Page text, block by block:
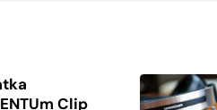
Clip